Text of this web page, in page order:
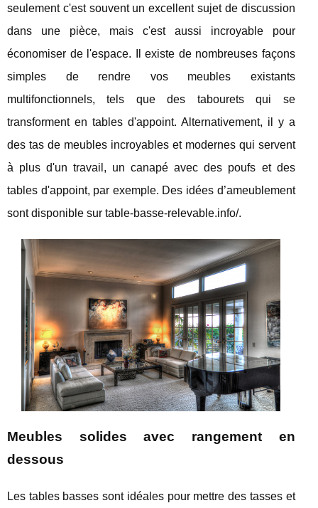
seulement c'est souvent un excellent sujet de discussion
dans une pièce, mais c'est aussi incroyable pour
économiser de l'espace. Il existe de nombreuses façons
simples de rendre vos meubles existants
multifonctionnels, tels que des tabourets qui se
transforment en tables d'appoint. Alternativement, il y a
des tas de meubles incroyables et modernes qui servent
à plus d'un travail, un canapé avec des poufs et des
tables d'appoint, par exemple. Des idées d’ameublement
sont disponible sur table-basse-relevable.info/.
Meubles solides avec rangement en
dessous
Les tables basses sont idéales pour mettre des tasses et